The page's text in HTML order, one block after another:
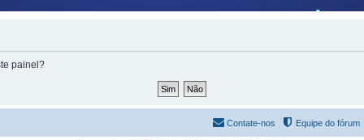
painel?
Equipe do fórum
Contate-nos